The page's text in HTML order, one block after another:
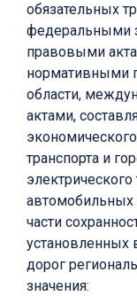
обязательных
федеральными
правовыми
нормативными
области,
актами,
транспорта и
электрического
автомобильных
части
установленных
дорог
значения: